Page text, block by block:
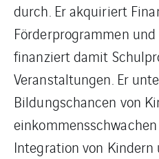
durch. Er akquiriert
Förderprogrammen
finanziert damit
Veranstaltungen. Er
Bildungschancen von
Integration von